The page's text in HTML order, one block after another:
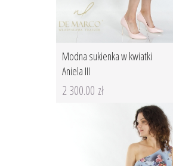
Modna sukienka w kwiatki
Aniela III
2 300.00 zł